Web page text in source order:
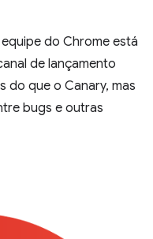
do Chrome está
de lançamento
do que o Canary, mas
bugs e outras